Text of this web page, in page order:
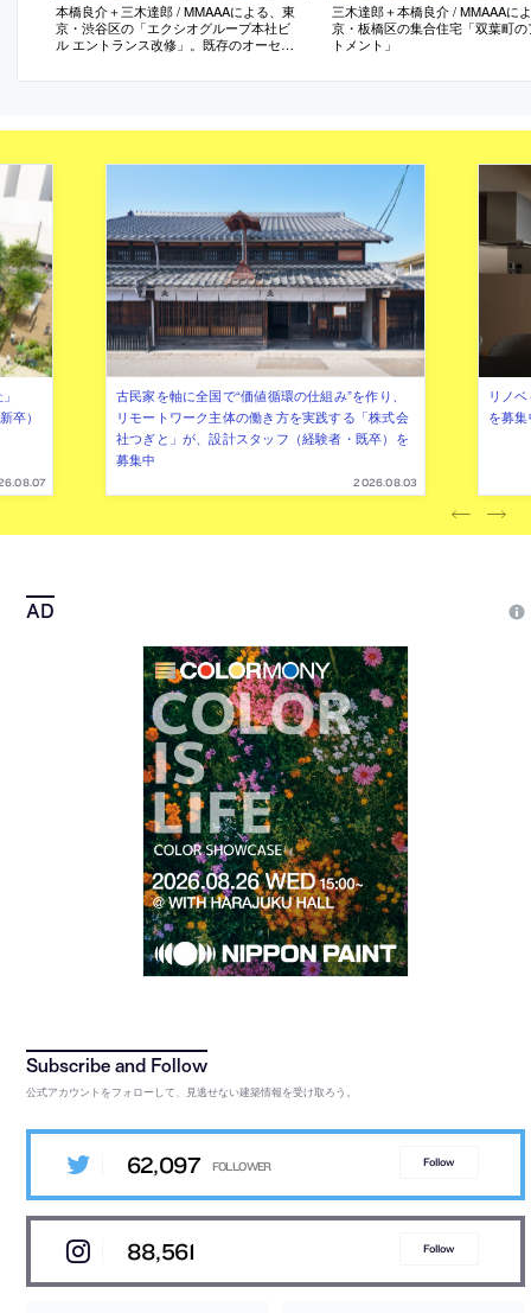
本橋良介＋三木達郎 / MMAAAによる、東
京・渋谷区の「エクシオグループ本社ビ
ル エントランス改修」。既存のオーセン
800灯の照明と直径7mの人造大理石の円
おらかさ”の獲得を目指す
三木達郎＋本橋良介 / MMAAAに
京・板橋区の集合住宅「双葉町の
トメント」
卒）
古民家を軸に全国で“価値循環の仕組み”を作り、
リモートワーク主体の働き方を実践する「株式会
社つぎと」が、設計スタッフ（経験者・既卒）を
募集中
2026.08.03
リノ
を募
公式アカウントをフォローして、見逃せない建築情報を受け取ろう。
62,097 Follow
88,561 Follow